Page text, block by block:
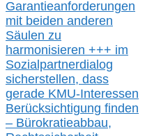
Garantieanforderungen
mit beiden anderen
Säulen zu
harmonisieren +++ im
Sozialpartnerdialog
sicherstellen, dass
gerade KMU-Interessen
Berücksichtigung finden
– Bürokratieabbau,